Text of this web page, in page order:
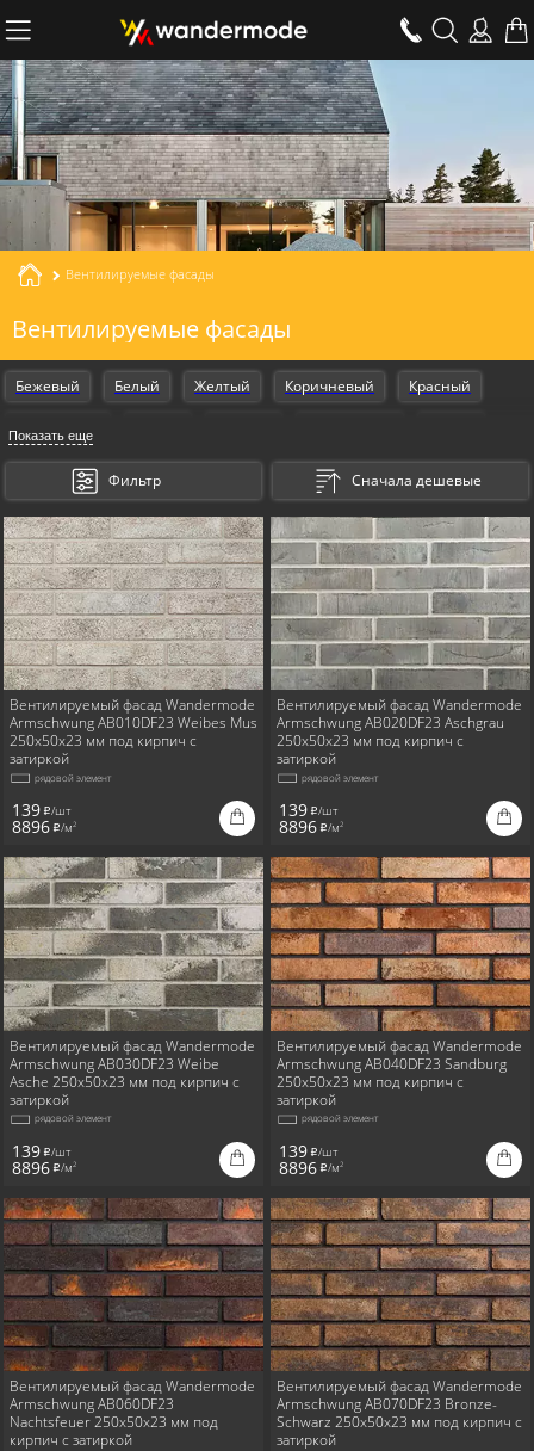
Вентилируемые фасады
Вентилируемые фасады
Бежевый Белый Желтый Коричневый Красный
Оранжевый
Показать еще
Фильтр Сначала дешевые
Вентилируемый фасад Wandermode
Armschwung AB010DF23 Weibes Mus
250x50x23 мм под кирпич с
затиркой
рядовой элемент
139 i/шт
8896 i/м2
Вентилируемый фасад Wandermode
Armschwung AB020DF23 Aschgrau
250x50x23 мм под кирпич с
затиркой
рядовой элемент
139 i/шт
8896 i/м2
Вентилируемый фасад Wandermode
Armschwung AB030DF23 Weibe
Asche 250x50x23 мм под кирпич с
затиркой
рядовой элемент
139 i/шт
8896 i/м2
Вентилируемый фасад Wandermode
Armschwung AB040DF23 Sandburg
250x50x23 мм под кирпич с
затиркой
рядовой элемент
139 i/шт
8896 i/м2
Вентилируемый фасад Wandermode
Armschwung AB060DF23
Nachtsfeuer 250x50x23 мм под
кирпич с затиркой
Вентилируемый фасад Wandermode
Armschwung AB070DF23 Bronze-
Schwarz 250x50x23 мм под кирпич с
затиркой